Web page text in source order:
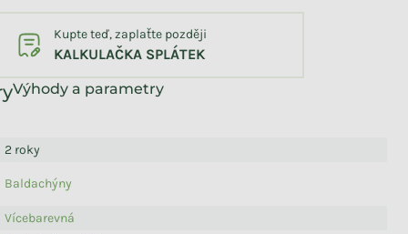
Výhody a parametry
2 roky
Baldachýny
Vícebarevná
Kupte teď, zaplaťte později
KALKULAČKA SPLÁTEK